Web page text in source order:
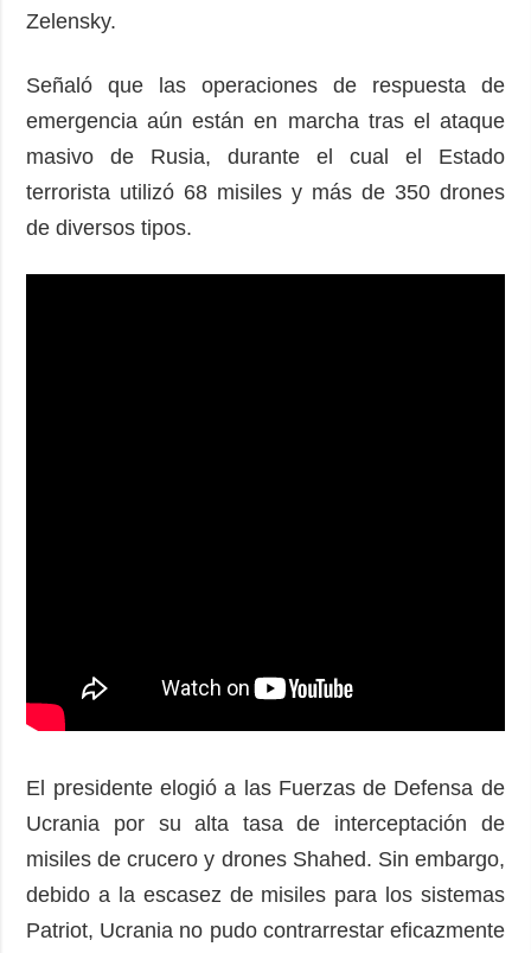
Zelensky.
Señaló que las operaciones de respuesta de
emergencia aún están en marcha tras el ataque
masivo de Rusia, durante el cual el Estado
terrorista utilizó 68 misiles y más de 350 drones
de diversos tipos.
El presidente elogió a las Fuerzas de Defensa de
Ucrania por su alta tasa de interceptación de
misiles de crucero y drones Shahed. Sin embargo,
debido a la escasez de misiles para los sistemas
Patriot, Ucrania no pudo contrarrestar eficazmente